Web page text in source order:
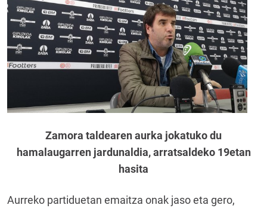
Zamora taldearen aurka jokatuko du
hamalaugarren jardunaldia, arratsaldeko 19etan
hasita
Aurreko partiduetan emaitza onak jaso eta gero,